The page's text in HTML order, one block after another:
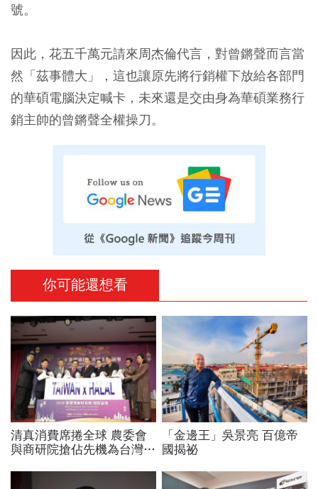
號。
因此，花五千萬元請來周杰倫代言，對曾鏘聲而言當
然「茲事體大」，這也讓原先將行銷權下放給各部門
的華碩電腦決定喊卡，未來還是交由身為華碩業務行
銷主帥的曾鏘聲全權操刀。
你可能還想看
清真消費席捲全球 農委會
與商研院搶佔先機為台灣農
「金邊王」吳景亮 百億帝
國揭祕